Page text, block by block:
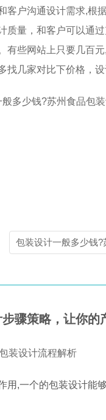
客户沟通设计需求,根
质量，和客户可以通
有些网站上只要几百
几家对比下价格，设
多少钱?苏州食品包
包装设计一般多少钱
骤策略，让你的
装设计流程解析‌
用,一个的包装设计能